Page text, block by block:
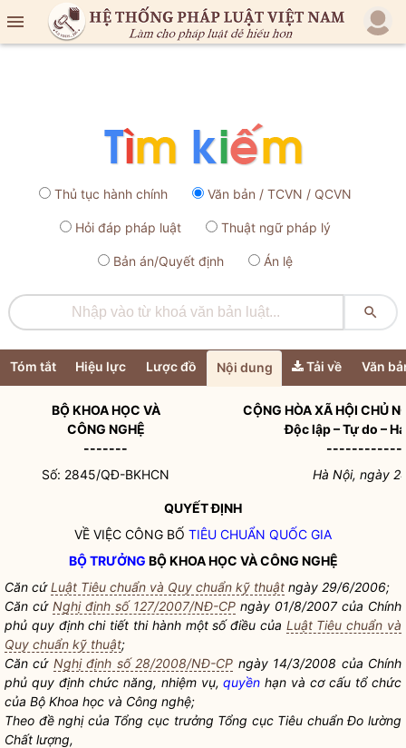

Thủ tục hành chính Văn bản / TCVN / QCVN
Hỏi đáp pháp luật Thuật ngữ pháp lý
Bản án/Quyết định Án lệ

Tóm tắt Hiệu lực Lược đồ Nội dung Tải về Văn
BỘ KHOA HỌC VÀ
CÔNG NGHỆ
-------
CỘNG HÒA XÃ HỘI CHỦ
Độc lập – Tự do –
Số: 2845/QĐ-BKHCN
Hà Nội, ngày
QUYẾT ĐỊNH
VỀ VIỆC CÔNG BỐ TIÊU CHUẨN QUỐC GIA
BỘ TRƯỞNG BỘ KHOA HỌC VÀ CÔNG NGHỆ
Căn cứLuật Tiêu chuẩn và Quy chuẩn kỹ thuật ngày 29/6/2006;
Căn cứ Nghị định số 127/2007/NĐ-CP ngày 01/8/2007 của Chính
phủ quy định chi tiết thi hành một số điều của Luật Tiêu chuẩn và
Quy chuẩn kỹ thuật;
Căn cứ Nghị định số 28/2008/NĐ-CP ngày 14/3/2008 của Chính
phủ quy định chức năng, nhiệm vụ,quyền hạn và cơ cấu tổ chức
của Bộ Khoa học và Công nghệ;
Theo đề nghị của Tổng cục trưởng Tổng cục Tiêu chuẩnĐo lường
Chất lượng,